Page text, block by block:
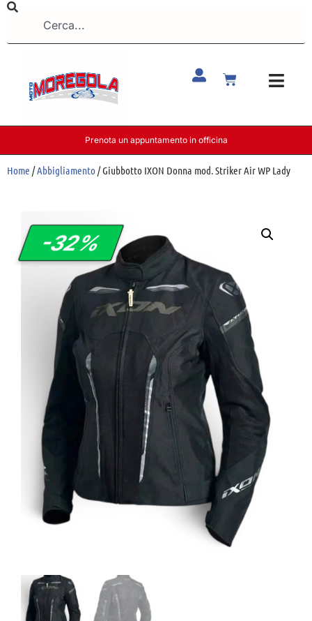
Prenota un appuntamento in officina
Home /Abbigliamento / Giubbotto IXON Donna mod. Striker Air WP Lady
-32%